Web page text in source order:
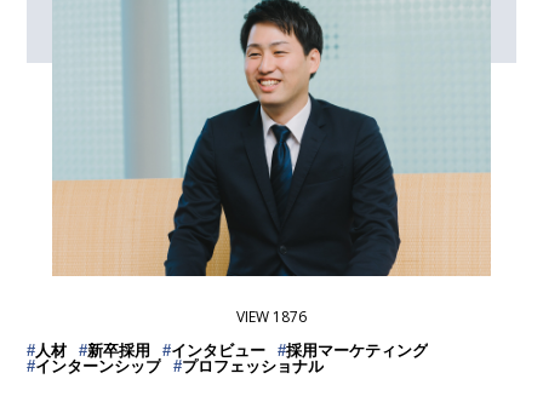
VIEW 1876
# 人材 #新卒採用 #インタビュー #採用マーケティング
#インターンシップ #プロフェッショナル